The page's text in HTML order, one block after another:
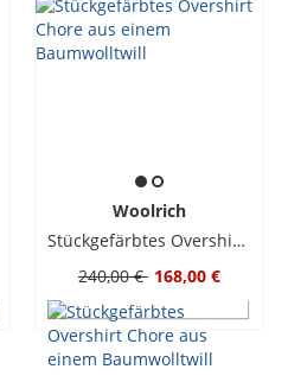
Woolrich
Stückgefärbtes Overshirt Chore aus einem Baumwolltwill
240,00 € 168,00 €